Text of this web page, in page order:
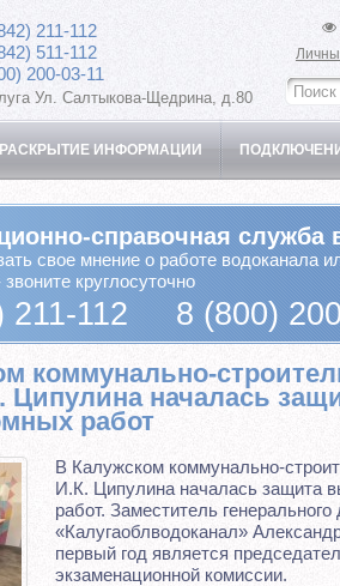
211-112
511-112
200-03-11
Ул. Салтыкова-Щедрина, д.80
ИНФОРМАЦИИ
справочная служба
свое мнение о работе водоканала
круглосуточно
211-112 8 (800)
коммунально-
Ципулина началась
работ
В Калужском коммунально-
И.К. Ципулина началась защита
работ. Заместитель
«Калугаоблводоканал»
первый год является
экзаменационной комиссии.